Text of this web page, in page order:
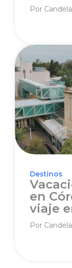
Por
Destinos
en
viaje
Por